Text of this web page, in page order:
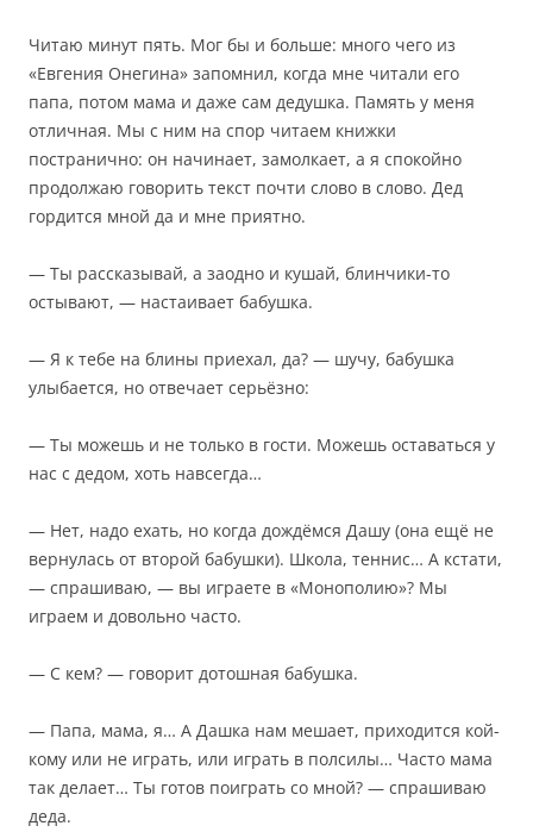
Читаю минут пять. Мог бы и больше: много чего из
«Евгения Онегина» запомнил, когда мне читали его
папа, потом мама и даже сам дедушка. Память у меня
отличная. Мы с ним на спор читаем книжки
постранично: он начинает, замолкает, а я спокойно
продолжаю говорить текст почти слово в слово. Дед
гордится мной да и мне приятно.
— Ты рассказывай, а заодно и кушай, блинчики-то
остывают, — настаивает бабушка.
— Я к тебе на блины приехал, да? — шучу, бабушка
улыбается, но отвечает серьёзно:
— Ты можешь и не только в гости. Можешь оставаться у
нас с дедом, хоть навсегда…
— Нет, надо ехать, но когда дождёмся Дашу (она ещё не
вернулась от второй бабушки). Школа, теннис… А кстати,
— спрашиваю, — вы играете в «Монополию»? Мы
играем и довольно часто.
— С кем? — говорит дотошная бабушка.
— Папа, мама, я… А Дашка нам мешает, приходится кой-
кому или не играть, или играть в полсилы… Часто мама
так делает… Ты готов поиграть со мной? — спрашиваю
деда.